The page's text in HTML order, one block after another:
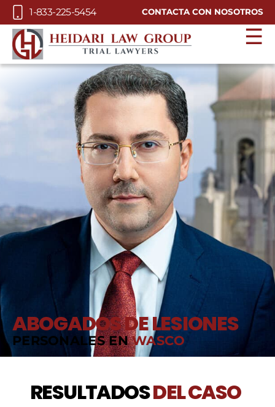
Skip to Main Content
1-833-225-5454 CONTACTA CON NOSOTROS
☰
ABOGADOS DE LESIONES
PERSONALES ENWASCO
RESULTADOSDEL CASO